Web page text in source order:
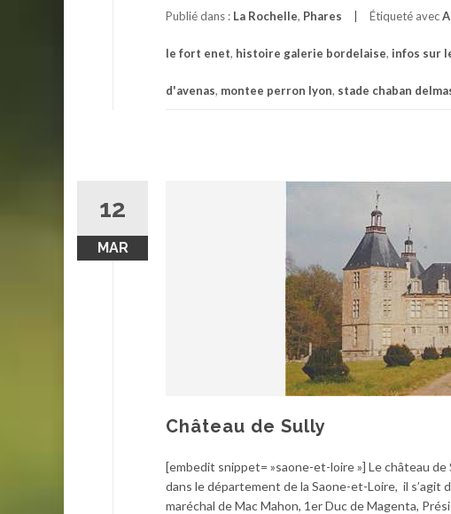
Publié dans : La Rochelle, Phares Étiqueté avec
le fort enet, histoire galerie bordelaise, infos sur
d'avenas, montee perron lyon, stade chaban
12
MAR
Château de Sully
[embedit snippet= »saone-et-loire »] Le château
dans le département de la Saone-et-Loire, il
maréchal de Mac Mahon, 1er Duc de Magenta,